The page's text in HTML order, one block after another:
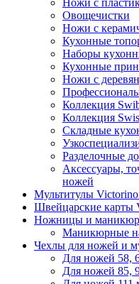
Ножи с
Овощечистки
Ножи с
Кухонные
Наборы
Кухонные
Ножи с
Коллекция
Коллекция
Складные
Разделочные
Аксессуары,
ножей
Мультитулы
Швейцарские карты
Ножницы и
Маникюрные
Чехлы для ножей и
Для ножей 58,
Для ножей 85,